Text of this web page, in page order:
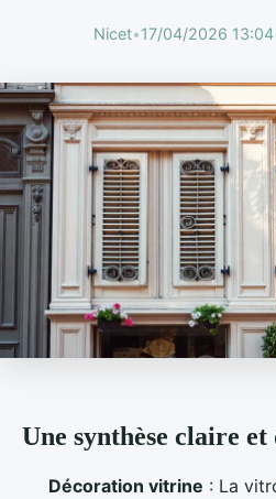
Nicet•17/04/2026 13:04
Une synthèse claire
Décoration vitrine : La